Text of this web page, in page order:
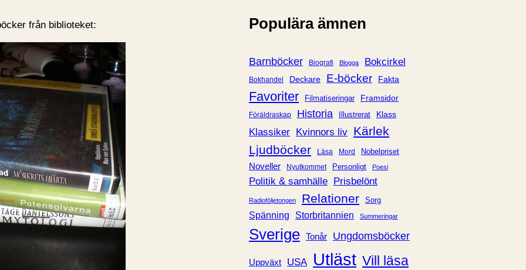
från biblioteket:
g
i
e
r
Populära ämnen
Barnböcker Biografi Blogga Bokcirkel
Bokhandel Deckare E-böcker Fakta
Favoriter Filmatiseringar Framsidor
Föräldraskap Historia Illustrerat Klass
Klassiker Kvinnors liv Kärlek
Ljudböcker
Läsa Mord Nobelpriset
Noveller Nyutkommet Personligt Poesi
Politik & samhälle Prisbelönt
Radioföljetongen Relationer Sorg
Spänning Storbritannien Summeringar
Sverige Tonår Ungdomsböcker
Uppväxt USA Utläst Vill läsa